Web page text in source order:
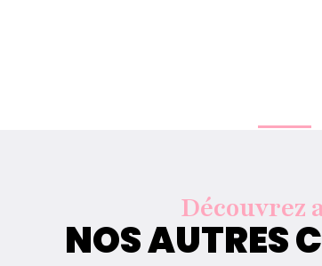
Découvrez
NOS AUTRES